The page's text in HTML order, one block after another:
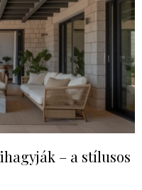
– a stílusos